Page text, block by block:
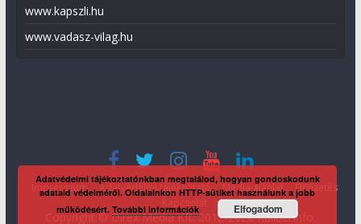
www.kapszli.hu
www.vadasz-vilag.hu
Impresszum Adatvédelmi tájékoztató Média ajánlat
Előfizetés
Copyright © Direx Média Kft. 2012-2026KaliberInfo
Adatvédelmi tájékoztatónkban megtalálod, hogyan gondoskodunk
adataid védelméről. Oldalainkon HTTP-sütiket használunk a jobb
működésért.További információk Elfogadom